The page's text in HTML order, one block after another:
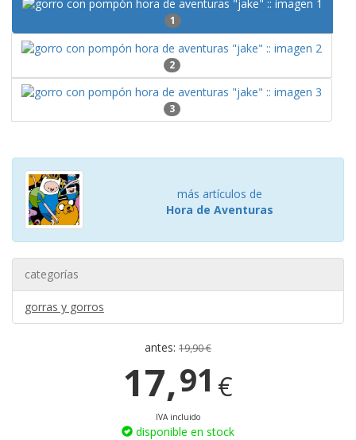
1
2
3
más artículos de
Hora de Aventuras
categorías
gorras y gorros
antes: 19,90 €
17,91 €
IVA incluido
disponible en stock